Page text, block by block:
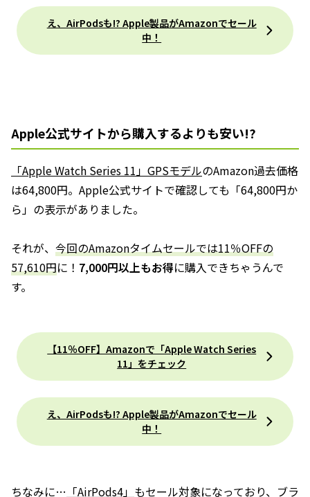
え、AirPodsも!? Apple製品がAmazonでセール
中！
Apple公式サイトから購入するよりも安い!?
「Apple Watch Series 11」GPSモデルのAmazon過去価格
は64,800円。Apple公式サイトで確認しても「64,800円か
ら」の表示がありました。
それが、 今回のAmazonタイムセールでは11％OFFの
57,610円に！ 7,000円以上もお得に購入できちゃうんで
す。
【11％OFF】Amazonで「Apple Watch Series
11」をチェック
え、AirPodsも!? Apple製品がAmazonでセール
中！
ちなみに… 「AirPods4」 もセール対象になっており、ブラ